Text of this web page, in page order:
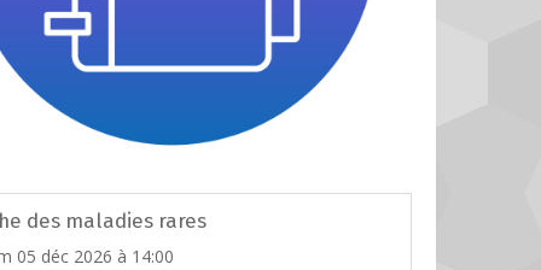
des maladies rares
05 déc 2026 à 14:00